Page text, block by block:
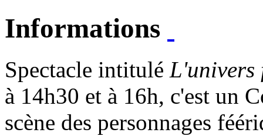
Informations
Spectacle intitulé L'univers
à 14h30 et à 16h, c'est un
scène des personnages